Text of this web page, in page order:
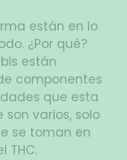
están en lo
¿Por qué?
están
componentes
que esta
son varios, solo
se toman en
THC.